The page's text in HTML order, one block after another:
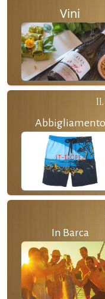
Vini
Abbigliamento
In Barca